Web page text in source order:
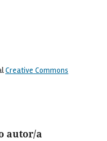
Creative Commons
autor/a